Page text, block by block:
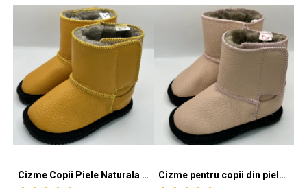
Cizme Copii Piele Naturala All Yellow Cizme pentru copii din piele naturala All Pink